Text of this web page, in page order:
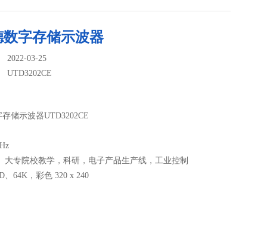
数字存储示波器
2022-03-25
UTD3202CE
储示波器UTD3202CE
大专院校教学，科研，电子产品生产线，工业控制
、64K，彩色 320 x 240